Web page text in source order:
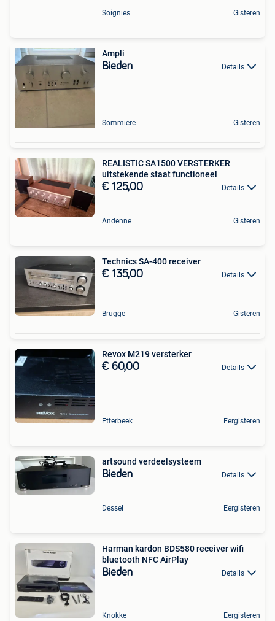
Soignies Gisteren
Ampli
Bieden Details
Sommiere Gisteren
REALISTIC SA1500 VERSTERKER
uitstekende staat functioneel
€ 125,00 Details
Andenne Gisteren
Technics SA-400 receiver
€ 135,00 Details
Brugge Gisteren
Revox M219 versterker
€ 60,00 Details
Etterbeek Eergisteren
artsound verdeelsysteem
Bieden Details
Dessel Eergisteren
Harman kardon BDS580 receiver wifi
bluetooth NFC AirPlay
Bieden Details
Knokke Eergisteren